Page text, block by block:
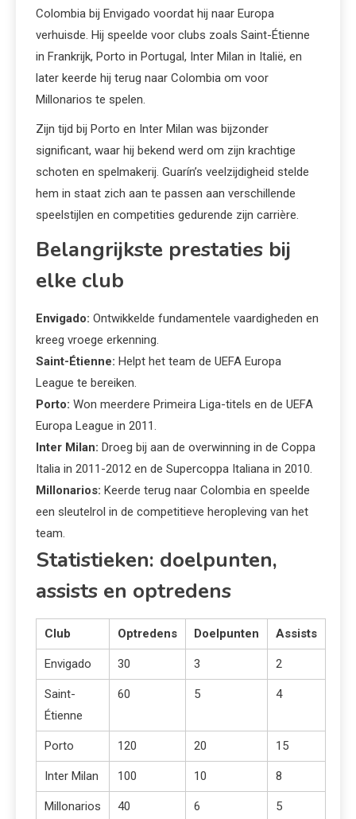
Colombia bij Envigado voordat hij naar Europa
verhuisde. Hij speelde voor clubs zoals Saint-Étienne
in Frankrijk, Porto in Portugal, Inter Milan in Italië, en
later keerde hij terug naar Colombia om voor
Millonarios te spelen.
Zijn tijd bij Porto en Inter Milan was bijzonder
significant, waar hij bekend werd om zijn krachtige
schoten en spelmakerij. Guarín’s veelzijdigheid stelde
hem in staat zich aan te passen aan verschillende
speelstijlen en competities gedurende zijn carrière.
Belangrijkste prestaties bij
elke club
Envigado: Ontwikkelde fundamentele vaardigheden en
kreeg vroege erkenning.
Saint-Étienne: Helpt het team de UEFA Europa
League te bereiken.
Porto: Won meerdere Primeira Liga-titels en de UEFA
Europa League in 2011.
Inter Milan: Droeg bij aan de overwinning in de Coppa
Italia in 2011-2012 en de Supercoppa Italiana in 2010.
Millonarios: Keerde terug naar Colombia en speelde
een sleutelrol in de competitieve heropleving van het
team.
Statistieken: doelpunten,
assists en optredens
Club Optredens Doelpunten Assists
Envigado 30 3 2
Saint-
Étienne
60 5 4
Porto 120 20 15
Inter Milan 100 10 8
Millonarios 40 6 5